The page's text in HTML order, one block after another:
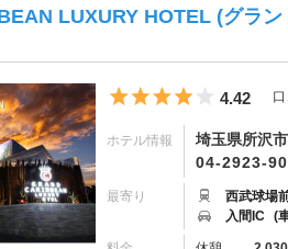
LUXURY HOTEL (グラ
5つ星の
4.42 口
ホテル情報
埼玉県所沢
04-2923-
最寄り
西武球場
入間IC (